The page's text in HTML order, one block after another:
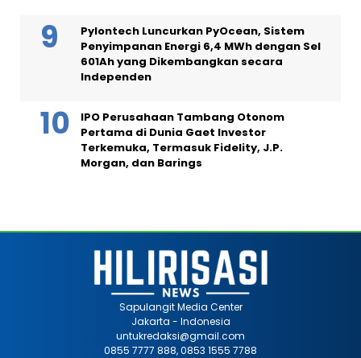
Pylontech Luncurkan PyOcean, Sistem
Penyimpanan Energi 6,4 MWh dengan Sel
601Ah yang Dikembangkan secara
Independen
IPO Perusahaan Tambang Otonom
Pertama di Dunia Gaet Investor
Terkemuka, Termasuk Fidelity, J.P.
Morgan, dan Barings
Sapulangit Media Center
Jakarta - Indonesia
untukredaksi@gmail.com
0855 7777 888, 0853 1555 7788